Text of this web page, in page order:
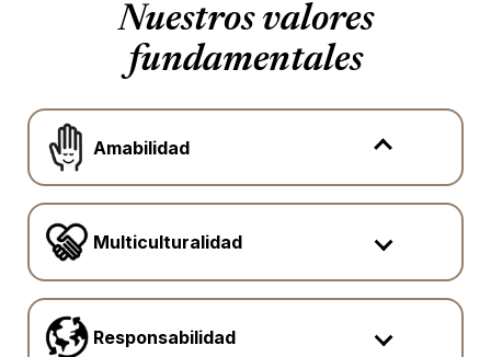
Nuestros valores
fundamentales
Amabilidad
Multiculturalidad
Responsabilidad